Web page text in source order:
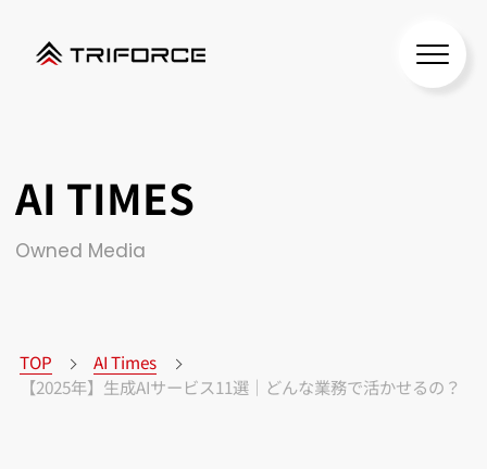
AI TIMES
Owned Media
TOP
AI Times
【2025年】生成AIサービス11選｜どんな業務で活かせるの？